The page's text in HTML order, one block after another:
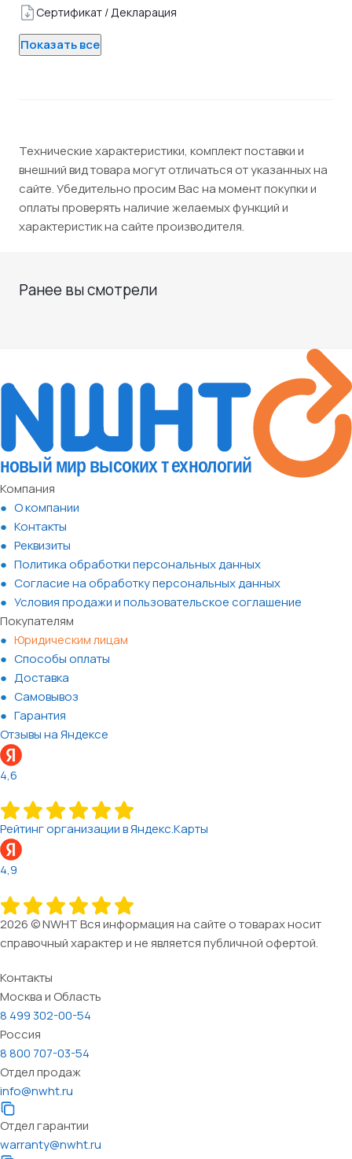
Сертификат / Декларация
Показать все
Технические характеристики, комплект поставки и
внешний вид товара могут отличаться от указанных на
сайте. Убедительно просим Вас на момент покупки и
оплаты проверять наличие желаемых функций и
характеристик на сайте производителя.
Ранее вы смотрели
Компания
О компании
Контакты
Реквизиты
Политика обработки персональных данных
Согласие на обработку персональных данных
Условия продажи и пользовательское соглашение
Покупателям
Юридическим лицам
Способы оплаты
Доставка
Самовывоз
Гарантия
Отзывы на Яндексе
4,6
Рейтинг организации в Яндекс.Карты
4,9
2026 © NWHT Вся информация на сайте о товарах носит
справочный характер и не является публичной офертой.
Контакты
Москва и Область
8 499 302-00-54
Россия
8 800 707-03-54
Отдел продаж
info@nwht.ru
Отдел гарантии
warranty@nwht.ru